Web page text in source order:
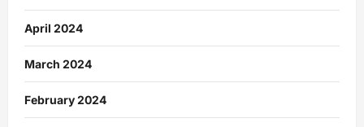
April 2024
March 2024
February 2024